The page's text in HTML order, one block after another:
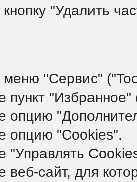
"Удалить
"Сервис"
пункт
опцию
опцию "Cookies".
"Управлять
веб-сайт, для